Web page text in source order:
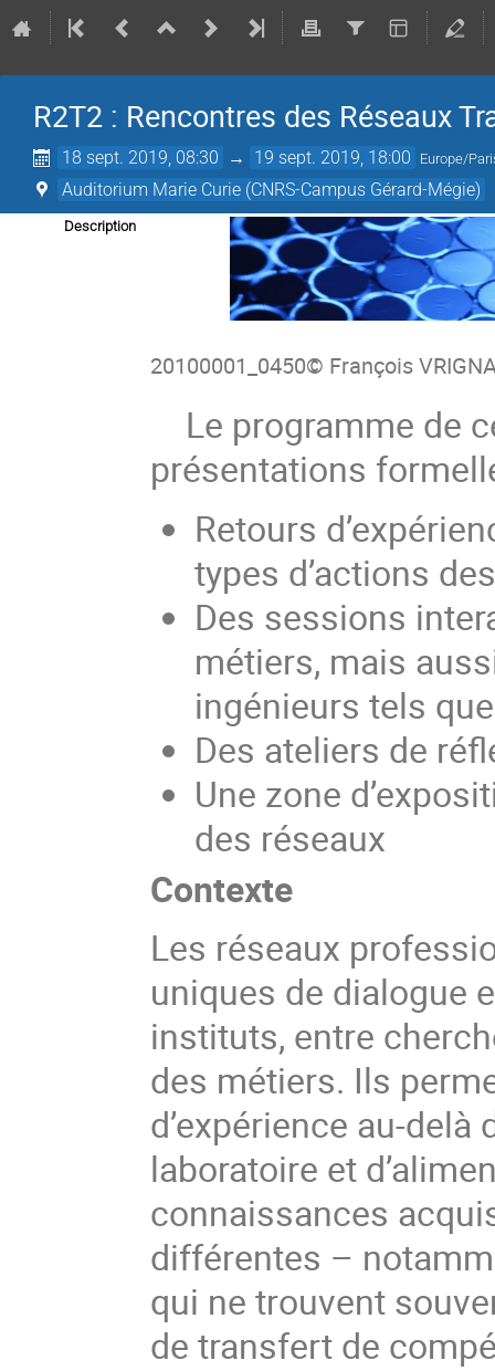
R2T2 : Rencontres des Réseaux
18 sept. 2019, 08:30 → 19 sept. 2019, 18:00 Europe/
Auditorium Marie Curie (CNRS-Campus Gérard-Mégie)
Description
20100001_0450© François
Le programme de
présentations
Retours
types d’actions
Des sessions
métiers, mais
ingénieurs tels
Des ateliers de
Une zone
des réseaux
Contexte
Les réseaux
uniques de dialogue
instituts, entre
des métiers. Ils
d’expérience au-
laboratoire et
connaissances
différentes –
qui ne trouvent
de transfert de